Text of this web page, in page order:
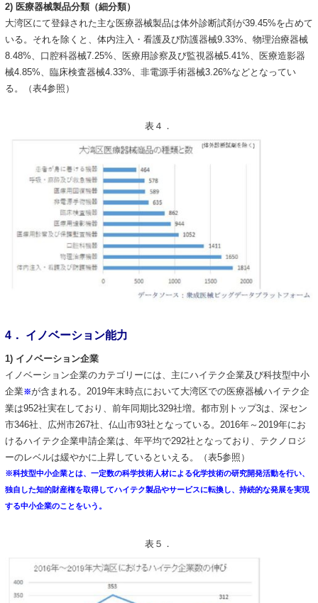
2) 医療器械製品分類（細分類）
大湾区にて登録された主な医療器械製品は体外診断試剤が39.45%を占めて
いる。それを除くと、体内注入・看護及び防護器械9.33%、物理治療器械
8.48%、口腔科器械7.25%、医療用診察及び監視器械5.41%、医療造影器
械4.85%、臨床検査器械4.33%、非電源手術器械3.26%などとなってい
る。（表4参照）
表４．
4． イノベーション能力
1) イノベーション企業
イノベーション企業のカテゴリーには、主にハイテク企業及び科技型中小
企業※が含まれる。2019年末時点において大湾区での医療器械ハイテク企
業は952社実在しており、前年同期比329社増。都市別トップ3は、深セン
市346社、広州市267社、仏山市93社となっている。2016年～2019年にお
けるハイテク企業申請企業は、年平均で292社となっており、テクノロジ
ーのレベルは緩やかに上昇しているといえる。（表5参照）
※科技型中小企業とは、一定数の科学技術人材による化学技術の研究開発活動を行い、
独自した知的財産権を取得してハイテク製品やサービスに転換し、持続的な発展を実現
する中小企業のことをいう。
表５．